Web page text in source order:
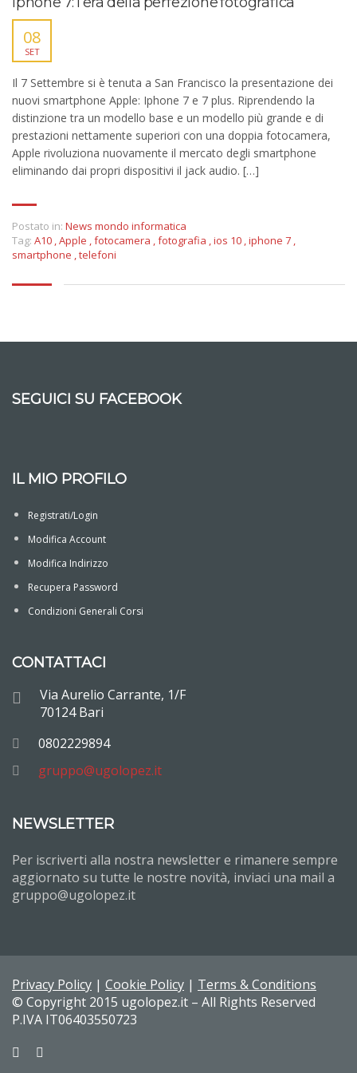
08
SET
Il 7 Settembre si è tenuta a San Francisco la presentazione dei
nuovi smartphone Apple: Iphone 7 e 7 plus. Riprendendo la
distinzione tra un modello base e un modello più grande e di
prestazioni nettamente superiori con una doppia fotocamera,
Apple rivoluziona nuovamente il mercato degli smartphone
eliminando dai propri dispositivi il jack audio. […]
Postato in: News mondo informatica
Tag: A10 ,Apple ,fotocamera ,fotografia ,ios 10 ,iphone 7 ,
smartphone ,telefoni
SEGUICI SU FACEBOOK
IL MIO PROFILO
Registrati/Login
Modifica Account
Modifica Indirizzo
Recupera Password
Condizioni Generali Corsi
CONTATTACI
Via Aurelio Carrante, 1/F
70124 Bari
0802229894
gruppo@ugolopez.it
NEWSLETTER
Per iscriverti alla nostra newsletter e rimanere sempre
aggiornato su tutte le nostre novità, inviaci una mail a
gruppo@ugolopez.it
Privacy Policy | Cookie Policy | Terms & Conditions
© Copyright 2015 ugolopez.it – All Rights Reserved
P.IVA IT06403550723